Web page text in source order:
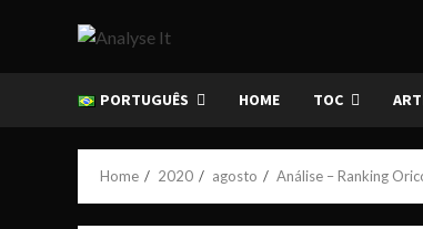
PORTUGUÊS HOME TOC
Home 2020 agosto Análise – Ranking